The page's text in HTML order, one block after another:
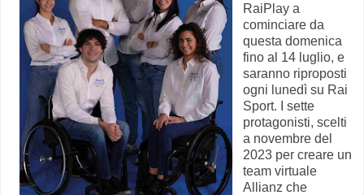
RaiPlay a
cominciare da
questa domenica
fino al 14 luglio, e
saranno riproposti
ogni lunedì su Rai
Sport. I sette
protagonisti, scelti
a novembre del
2023 per creare un
team virtuale
Allianz che